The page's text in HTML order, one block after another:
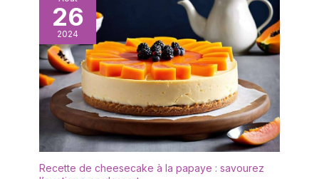
placer les produits au
soleil pendant dix à vingt
minutes. La porcelaine
de haute qualité
n'affectera pas Le goût
de la nourriture elle-
même, vous pouvez
également utiliser ses
propres caractéristiques
pour rendre la nourriture
plus délicieuse.
MALACASA vous
utilisation à long terme.
Manche avec une bonne
prise en main : le design
du couteau à gâteau et
de la spatule de service
en acier est très solide,
vous n'avez pas à vous
soucier de les plier ou de
les casser. Le manche du
couteau de mariage est
ergonomique et offre
26
2024
Recette de cheesecake à la papaye : savourez